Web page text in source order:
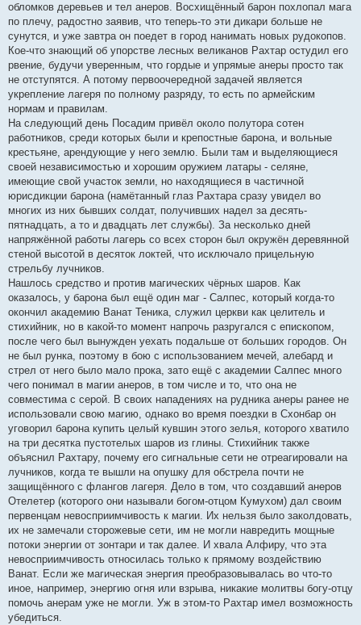
обломков деревьев и тел анеров. Восхищённый барон похлопал мага
по плечу, радостно заявив, что теперь-то эти дикари больше не
сунутся, и уже завтра он поедет в город нанимать новых рудокопов.
Кое-что знающий об упорстве лесных великанов Рахтар остудил его
рвение, будучи уверенным, что гордые и упрямые анеры просто так
не отступятся. А потому первоочередной задачей является
укрепление лагеря по полному разряду, то есть по армейским
нормам и правилам.
На следующий день Посадим привёл около полутора сотен
работников, среди которых были и крепостные барона, и вольные
крестьяне, арендующие у него землю. Были там и выделяющиеся
своей независимостью и хорошим оружием латары - селяне,
имеющие свой участок земли, но находящиеся в частичной
юрисдикции барона (намётанный глаз Рахтара сразу увидел во
многих из них бывших солдат, получивших надел за десять-
пятнадцать, а то и двадцать лет службы). За несколько дней
напряжённой работы лагерь со всех сторон был окружён деревянной
стеной высотой в десяток локтей, что исключало прицельную
стрельбу лучников.
Нашлось средство и против магических чёрных шаров. Как
оказалось, у барона был ещё один маг - Салпес, который когда-то
окончил академию Ванат Теника, служил церкви как целитель и
стихийник, но в какой-то момент напрочь разругался с епископом,
после чего был вынужден уехать подальше от больших городов. Он
не был рунка, поэтому в бою с использованием мечей, алебард и
стрел от него было мало прока, зато ещё с академии Салпес много
чего понимал в магии анеров, в том числе и то, что она не
совместима с серой. В своих нападениях на рудника анеры ранее не
использовали свою магию, однако во время поездки в Схонбар он
уговорил барона купить целый кувшин этого зелья, которого хватило
на три десятка пустотелых шаров из глины. Стихийник также
объяснил Рахтару, почему его сигнальные сети не отреагировали на
лучников, когда те вышли на опушку для обстрела почти не
защищённого с флангов лагеря. Дело в том, что создавший анеров
Отелетер (которого они называли богом-отцом Кумухом) дал своим
первенцам невосприимчивость к магии. Их нельзя было заколдовать,
их не замечали сторожевые сети, им не могли навредить мощные
потоки энергии от зонтари и так далее. И хвала Алфиру, что эта
невосприимчивость относилась только к прямому воздействию
Ванат. Если же магическая энергия преобразовывалась во что-то
иное, например, энергию огня или взрыва, никакие молитвы богу-отцу
помочь анерам уже не могли. Уж в этом-то Рахтар имел возможность
убедиться.